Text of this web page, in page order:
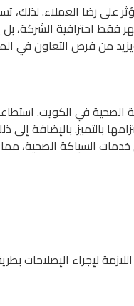
على رضا العملاء.
فقط احترافية الشركة،
من فرص التعاون في
في الكويت.
بالتميز.
خدمات السباكة
لإجراء الإصلاحات